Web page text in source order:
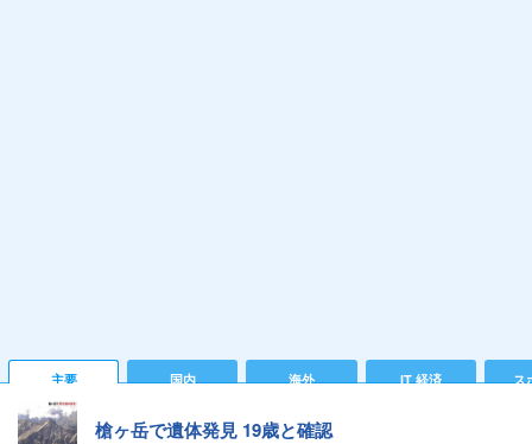
主要 国内 海外 IT 経済 ス
槍ヶ岳で遺体発見 19歳と確認